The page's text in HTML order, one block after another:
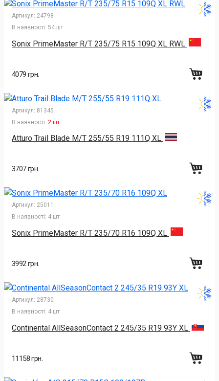
Артикул: 24798
В наявності: 54 шт
Sonix PrimeMaster R/T 235/75 R15 109Q XL RWL
4079 грн.
Артикул: 81345
В наявності: 2 шт
Atturo Trail Blade M/T 255/55 R19 111Q XL
3707 грн.
Артикул: 25011
В наявності: 4 шт
Sonix PrimeMaster R/T 235/70 R16 109Q XL
3992 грн.
Артикул: 28730
В наявності: 4 шт
Continental AllSeasonContact 2 245/35 R19 93Y XL
11158 грн.